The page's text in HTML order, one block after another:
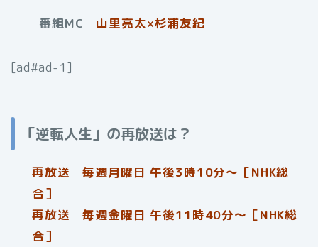
番組MC 山里亮太×杉浦友紀
[ad#ad-1]
「逆転人生」の再放送は？
再放送 毎週月曜日 午後3時10分～［NHK総
合］
再放送 毎週金曜日 午後11時40分〜［NHK総
合］